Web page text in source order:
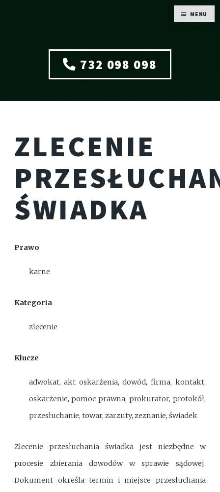
732 098 098
ZLECENIE
ŚWIADKA
Prawo
karne
Kategoria
zlecenie
Klucze
adwokat, akt oskarżenia, dowód, firma, kontakt,
oskarżenie, pomoc prawna, prokurator, protokół,
przesłuchanie, towar, zarzuty, zeznanie, świadek
Zlecenie przesłuchania świadka jest niezbędne w
procesie zbierania dowodów w sprawie sądowej.
Dokument określa termin i miejsce przesłuchania
MENU